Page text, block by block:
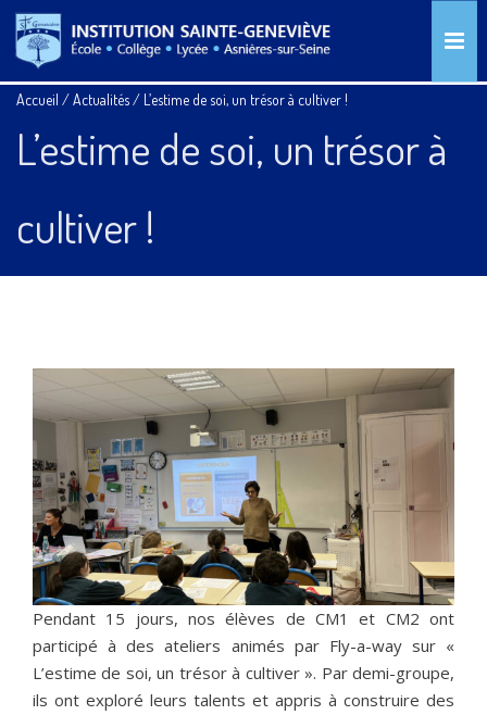
Accueil /Actualités/ L’estime de soi, un trésor à cultiver !
L’estime de soi, un trésor à
cultiver !
Pendant 15 jours, nos élèves de CM1 et CM2 ont
participé à des ateliers animés par Fly-a-way sur «
L’estime de soi, un trésor à cultiver ». Par demi-groupe,
ils ont exploré leurs talents et appris à construire des